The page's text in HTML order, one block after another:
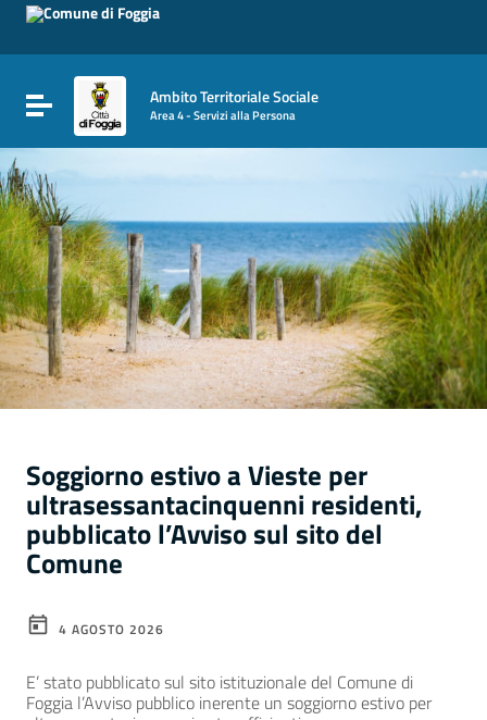
Vai ai contenuti
Vai al menu di navigazione
Vai al footer
Attiva / disattiva la navigazione
Ambito Territoriale Sociale
Area 4 - Servizi alla Persona
Soggiorno estivo a Vieste per
ultrasessantacinquenni residenti,
pubblicato l’Avviso sul sito del
Comune
4 AGOSTO 2026
E’ stato pubblicato sul sito istituzionale del Comune di
Foggia l’Avviso pubblico inerente un soggiorno estivo per